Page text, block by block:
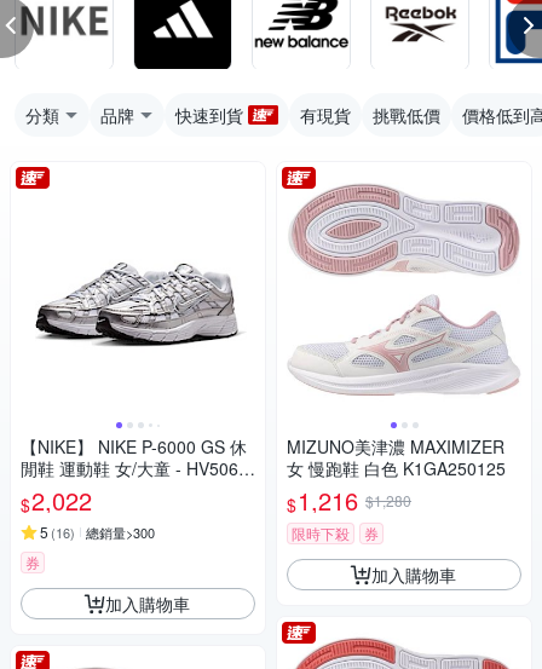
分類 品牌 快速到貨 有現貨 挑戰低價 價格低到
【NIKE】 NIKE P-6000 GS 休
閒鞋 運動鞋 女/大童 - HV5064
101
$2,022
5 (16) 總銷量>300
券
加入購物車
MIZUNO美津濃 MAXIMIZER
女 慢跑鞋 白色 K1GA250125
$1,216 $1,280
限時下殺
券
加入購物車